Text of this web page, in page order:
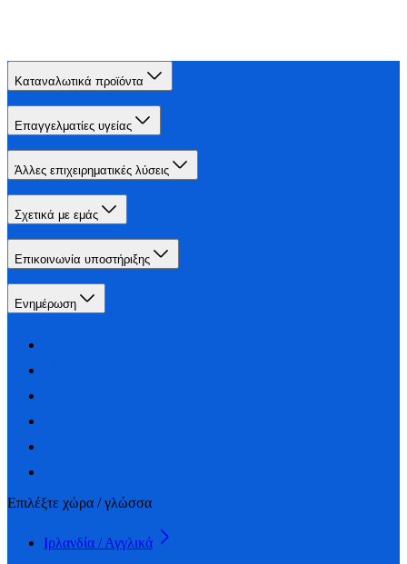
Καταναλωτικά προϊόντα
Επαγγελματίες υγείας
Άλλες επιχειρηματικές λύσεις
Σχετικά με εμάς
Επικοινωνία υποστήριξης
Ενημέρωση
Επιλέξτε χώρα / γλώσσα
Ιρλανδία / Αγγλικά